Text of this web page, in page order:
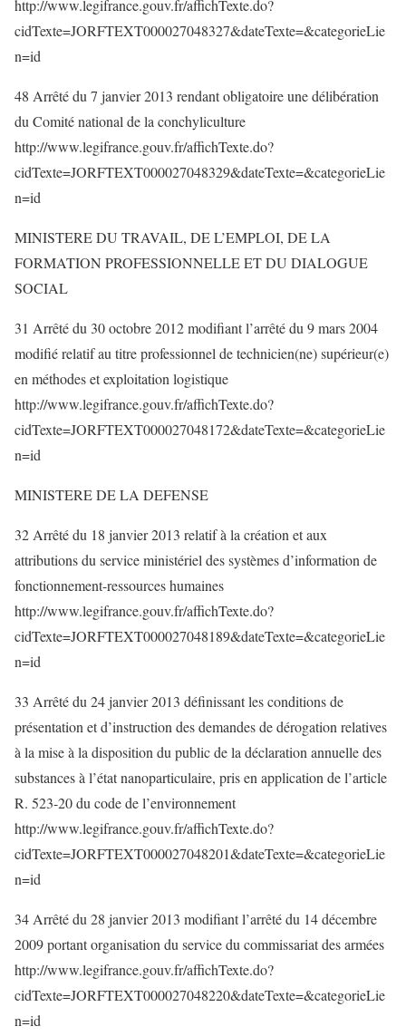
http://www.legifrance.gouv.fr/affichTexte.do?
cidTexte=JORFTEXT000027048327&dateTexte=&categorieLie
n=id
48 Arrêté du 7 janvier 2013 rendant obligatoire une délibération
du Comité national de la conchyliculture
http://www.legifrance.gouv.fr/affichTexte.do?
cidTexte=JORFTEXT000027048329&dateTexte=&categorieLie
n=id
MINISTERE DU TRAVAIL, DE L’EMPLOI, DE LA
FORMATION PROFESSIONNELLE ET DU DIALOGUE
SOCIAL
31 Arrêté du 30 octobre 2012 modifiant l’arrêté du 9 mars 2004
modifié relatif au titre professionnel de technicien(ne) supérieur(e)
en méthodes et exploitation logistique
http://www.legifrance.gouv.fr/affichTexte.do?
cidTexte=JORFTEXT000027048172&dateTexte=&categorieLie
n=id
MINISTERE DE LA DEFENSE
32 Arrêté du 18 janvier 2013 relatif à la création et aux
attributions du service ministériel des systèmes d’information de
fonctionnement-ressources humaines
http://www.legifrance.gouv.fr/affichTexte.do?
cidTexte=JORFTEXT000027048189&dateTexte=&categorieLie
n=id
33 Arrêté du 24 janvier 2013 définissant les conditions de
présentation et d’instruction des demandes de dérogation relatives
à la mise à la disposition du public de la déclaration annuelle des
substances à l’état nanoparticulaire, pris en application de l’article
R. 523-20 du code de l’environnement
http://www.legifrance.gouv.fr/affichTexte.do?
cidTexte=JORFTEXT000027048201&dateTexte=&categorieLie
n=id
34 Arrêté du 28 janvier 2013 modifiant l’arrêté du 14 décembre
2009 portant organisation du service du commissariat des armées
http://www.legifrance.gouv.fr/affichTexte.do?
cidTexte=JORFTEXT000027048220&dateTexte=&categorieLie
n=id